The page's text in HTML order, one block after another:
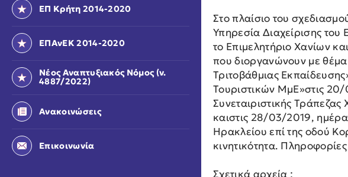
ΕΠ Κρήτη 2014-2020
ΕΠΑνΕΚ 2014-2020
Νέος Αναπτυξιακός Νόμος (ν.
4887/2022)
Ανακοινώσεις
Επικοινωνία
Στο πλαίσιο του
Υπηρεσία Διαχείρισης
το Επιμελητήριο Χανίων
που διοργανώνουν με
Τριτοβάθμιας
Τουριστικών ΜμΕ»στις
Συνεταιριστικής
καιστις 28/03/2019,
Ηρακλείου επί της οδού
κινητικότητα.
Σχετικά αρχεία :